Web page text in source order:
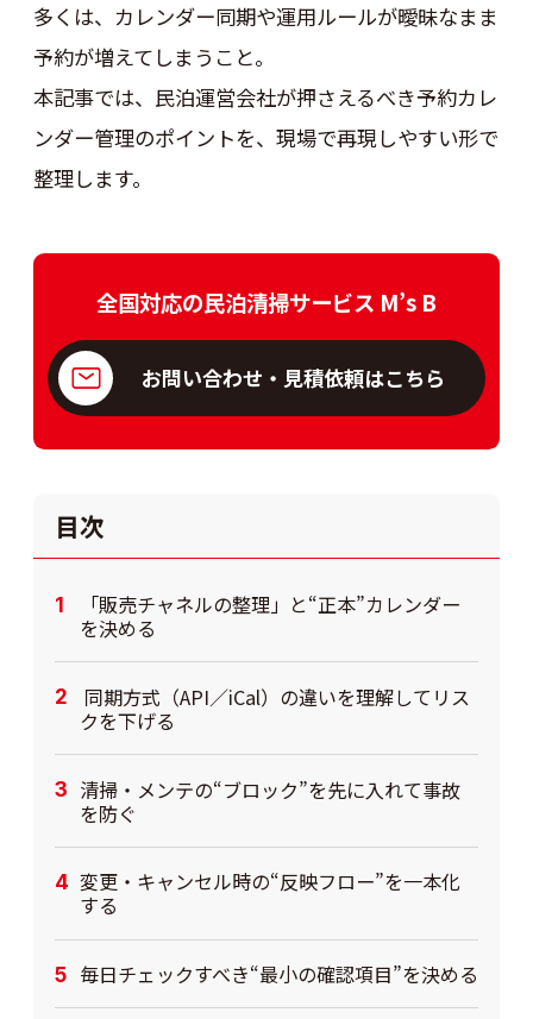
多くは、カレンダー同期や運用ルールが曖昧なまま
予約が増えてしまうこと。
本記事では、民泊運営会社が押さえるべき予約カレ
ンダー管理のポイントを、現場で再現しやすい形で
整理します。
全国対応の民泊清掃サービス M’s B
お問い合わせ・見積依頼はこちら
目次
「販売チャネルの整理」と“正本”カレンダー
を決める
同期方式（API／iCal）の違いを理解してリス
クを下げる
清掃・メンテの“ブロック”を先に入れて事故
を防ぐ
変更・キャンセル時の“反映フロー”を一本化
する
毎日チェックすべき“最小の確認項目”を決める